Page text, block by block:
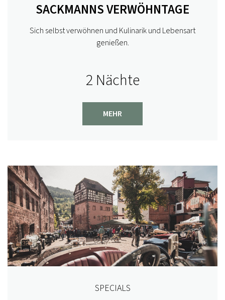
SACKMANNS VERWÖHNTAGE
Sich selbst verwöhnen und Kulinarik und Lebensart
genießen.
2 Nächte
MEHR
SPECIALS